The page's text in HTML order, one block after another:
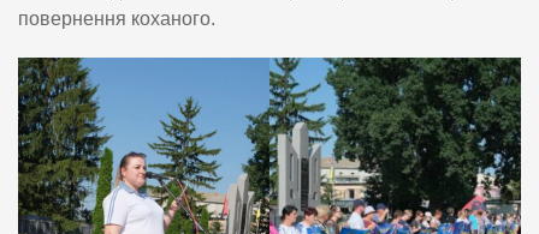
повернення коханого.